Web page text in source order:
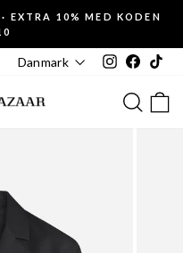
EXTRA 10% MED KODEN
Danmark Instagram
SØG